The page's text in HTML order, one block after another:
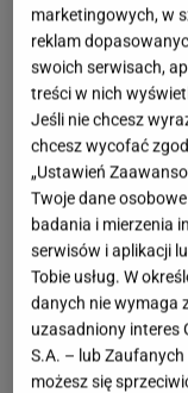
marketingowych, w
reklam
swoich serwisach,
treści w nich
Jeśli nie chcesz
chcesz wycofać
„Ustawień
Twoje dane
badania i mierzenia
serwisów i aplikacji
Tobie usług. W
danych nie wymaga
uzasadniony interes
S.A. – lub
możesz się